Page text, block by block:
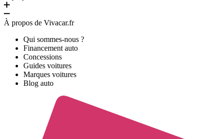
À propos de Vivacar.fr
Qui sommes-nous ?
Financement auto
Concessions
Guides voitures
Marques voitures
Blog auto